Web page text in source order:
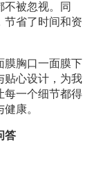
被忽视。同
节省了时间和资
膜胸口一面膜下
贴心设计，为我
每一个细节都得
康。
答